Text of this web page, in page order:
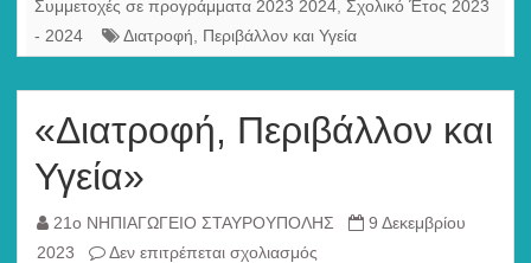
Συμμετοχές σε προγράμματα 2023 2024 Σχολικό Έτος 2023
- 2024
Διατροφή Περιβάλλον και Υγεία
«Διατροφή, Περιβάλλον και
Υγεία»
21ο ΝΗΠΙΑΓΩΓΕΙΟ ΣΤΑΥΡΟΥΠΟΛΗΣ
9 Δεκεμβρίου
2023
Δεν επιτρέπεται σχολιασμός